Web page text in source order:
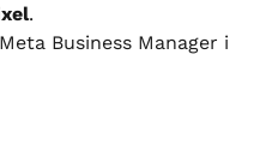
.
Business Manager i